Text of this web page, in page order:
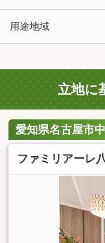
用途地域
立地に
愛知県名古屋市
ファミリアーレ